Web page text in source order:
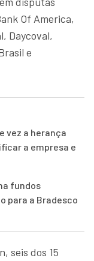
Of America,
Daycoval,
e
vez a herança
a empresa e
fundos
para a Bradesco
seis dos 15